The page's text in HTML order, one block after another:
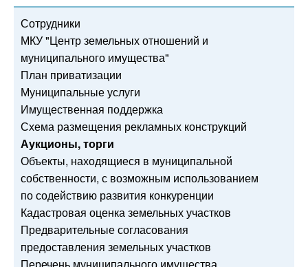
Сотрудники
МКУ "Центр земельных отношений и
муниципального имущества"
План приватизации
Муниципальные услуги
Имущественная поддержка
Схема размещения рекламных конструкций
Аукционы, торги
Объекты, находящиеся в муниципальной
собственности, с возможным использованием
по содействию развития конкуренции
Кадастровая оценка земельных участков
Предварительные согласования
предоставления земельных участков
Перечень муниципального имущества,